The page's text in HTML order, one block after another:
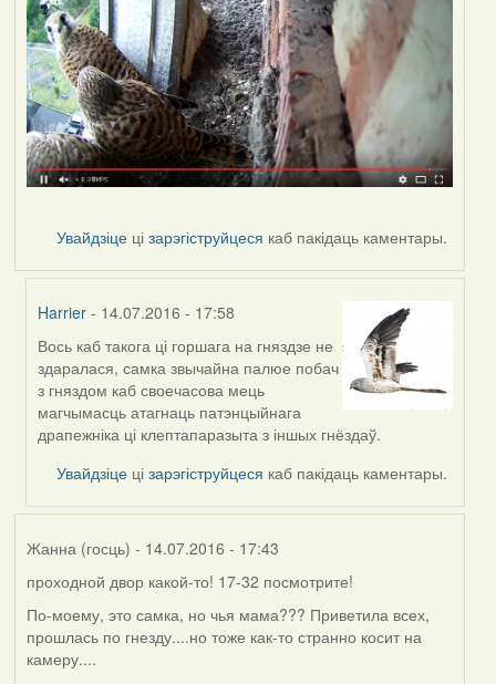
Увайдзіце цізарэгіструйцеся каб пакідаць каментары.
Harrier - 14.07.2016 - 17:58
In
reply
to
by
Дарья
Вось каб такога ці горшага на гняздзе не
здаралася, самка звычайна палюе побач
з гняздом каб своечасова мець
магчымасць атагнаць патэнцыйнага
драпежніка ці клептапаразыта з іншых гнёздаў.
Увайдзіце цізарэгіструйцеся каб пакідаць каментары.
Жанна (госць) - 14.07.2016 - 17:43
проходной двор какой-то! 17-32 посмотрите!
По-моему, это самка, но чья мама??? Приветила всех,
прошлась по гнезду....но тоже как-то странно косит на
камеру....